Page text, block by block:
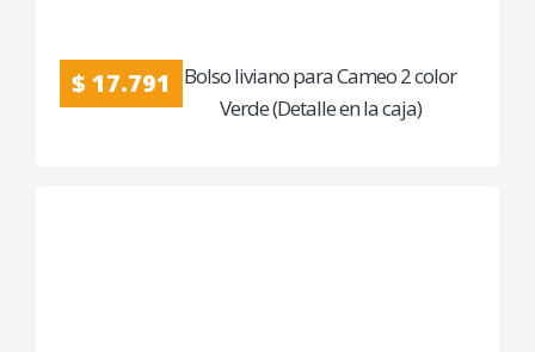
$ 17.791
Bolso liviano para Cameo 2 color
Verde (Detalle en la caja)